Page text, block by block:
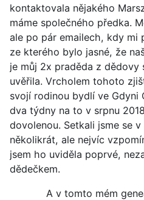
kontaktovala nějakého
máme společného předka.
ale po pár emailech, kdy mi
ze kterého bylo jasné, že
je můj 2x praděda z dědovy
uvěřila. Vrcholem tohoto
svojí rodinou bydlí ve Gdyni
dva týdny na to v srpnu
dovolenou. Setkali jsme se
několikrát, ale nejvíc
jsem ho uviděla poprvé,
dědečkem.
A v tomto mém